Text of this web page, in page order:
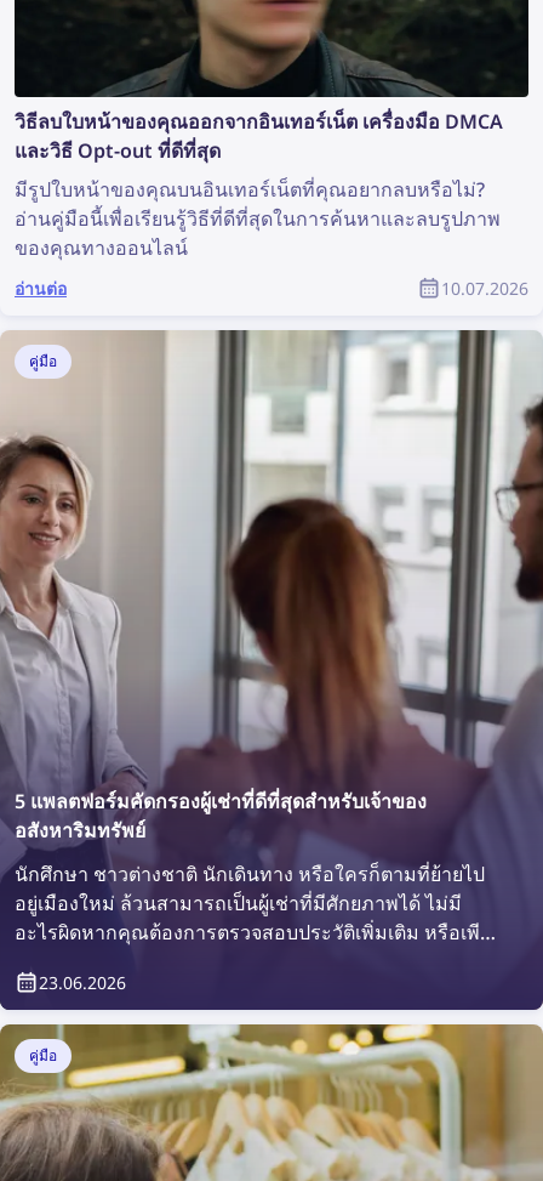
วิธีลบใบหน้าของคุณออกจากอินเทอร์เน็ต เครื่องมือ DMCA
และวิธี Opt-out ที่ดีที่สุด
มีรูปใบหน้าของคุณบนอินเทอร์เน็ตที่คุณอยากลบหรือไม่?
อ่านคู่มือนี้เพื่อเรียนรู้วิธีที่ดีที่สุดในการค้นหาและลบรูปภาพ
ของคุณทางออนไลน์
อ่านต่อ 10.07.2026
คู่มือ
5 แพลตฟอร์มคัดกรองผู้เช่าที่ดีที่สุดสำหรับเจ้าของ
อสังหาริมทรัพย์
นักศึกษา ชาวต่างชาติ นักเดินทาง หรือใครก็ตามที่ย้ายไป
อยู่เมืองใหม่ ล้วนสามารถเป็นผู้เช่าที่มีศักยภาพได้ ไม่มี
อะไรผิดหากคุณต้องการตรวจสอบประวัติเพิ่มเติม หรือเพียง
คุณ แล้วจะทำได้อย่างไร? คำตอบคือทำได้ง่าย ๆ ด้วย
แพลตฟอร์มคัดกรองผู้เช่า
23.06.2026
คู่มือ